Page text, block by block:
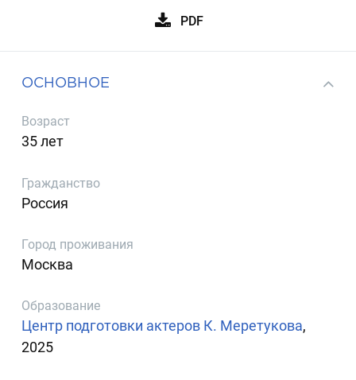
PDF
ОСНОВНОЕ
Возраст
35 лет
Гражданство
Россия
Город проживания
Москва
Образование
Центр подготовки актеров К. Меретукова,
2025